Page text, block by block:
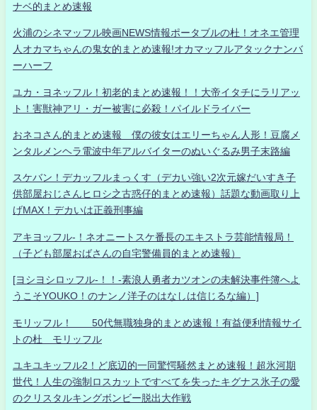
ナベ的まとめ速報
火浦のシネマッフル映画NEWS情報ポータブルの杜！オネエ管理
人オカマちゃんの鬼女的まとめ速報!オカマッフルアタックナンバ
ーハーフ
ユカ・ヨネッフル！初老的まとめ速報！！大帝イタチにラリアッ
ト！害獣神アリ・ガー被害に必殺！パイルドライバー
おネコさん的まとめ速報 僕の彼女はエリーちゃん人形！豆腐メ
ンタルメンヘラ電波中年アルバイターのぬいぐるみ男子末路編
スケバン！デカッフルまっくす（デカい強い2次元嫁だいすき子
供部屋おじさんヒロシ之古惑仔的まとめ速報）話題な動画取り上
げMAX！デカいは正義刑事編
アキヨッフル-！ネオニートスケ番長のエキストラ芸能情報局！
（子ども部屋おばさんの自宅警備員的まとめ速報）
[ヨシヨシロッフル-！！-素浪人勇者カツオンの未解決事件簿へよ
うこそYOUKO！のナンノ洋子のはなしは信じるな編）]
モリッフル！ 50代無職独身的まとめ速報！有益便利情報サイ
トの杜 モリッフル
ユキユキッフル2！ど底辺的一同驚愕騒然まとめ速報！超氷河期
世代！人生の強制ロスカットですべてを失ったキグナス氷子の愛
のクリスタルキングボンビー脱出大作戦